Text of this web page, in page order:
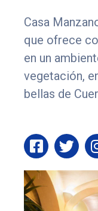
Casa
que ofrece
en un
vegetación,
bellas de